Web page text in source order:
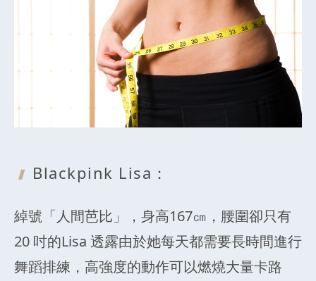
Blackpink Lisa：
綽號「人間芭比」，身高167㎝，腰圍卻只有
20 吋的Lisa 透露由於她每天都需要長時間進行
舞蹈排練，高強度的動作可以燃燒大量卡路